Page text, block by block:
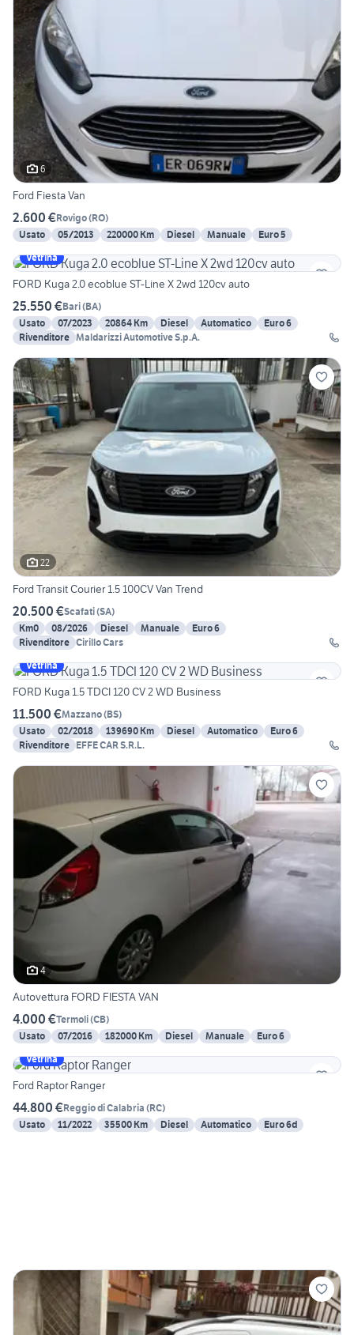
6
Ford Fiesta Van
2.600 €Rovigo(RO)
Usato
05/2013 220000 Km Diesel Manuale
Euro 5
Vetrina
FORD Kuga 2.0 ecoblue ST-Line X 2wd 120cv auto
25.550 €Bari(BA)
Usato
07/2023 20864 Km Diesel Automatico
Euro 6
Rivenditore Maldarizzi Automotive S.p.A.
22
Ford Transit Courier 1.5 100CV Van Trend
20.500 €Scafati(SA)
Km0
08/2026 Diesel Manuale
Euro 6
Rivenditore Cirillo Cars
Vetrina
FORD Kuga 1.5 TDCI 120 CV 2 WD Business
11.500 €Mazzano(BS)
Usato
02/2018 139690 Km Diesel Automatico
Euro 6
Rivenditore EFFE CAR S.R.L.
4
Autovettura FORD FIESTA VAN
4.000 €Termoli(CB)
Usato
07/2016 182000 Km Diesel Manuale
Euro 6
Vetrina
Ford Raptor Ranger
44.800 €Reggio di Calabria (RC)
Usato
11/2022 35500 Km Diesel Automatico Euro 6d